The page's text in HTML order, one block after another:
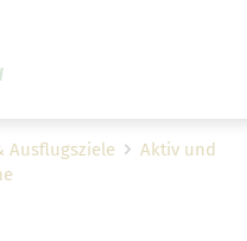
Ausflugsziele
Aktiv und
vornehmen zu
benötigt.